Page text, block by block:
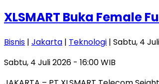
XLSMART Buka Female
Bisnis | Jakarta | Teknologi | Sabtu, 4
Sabtu, 4 Juli 2026 - 16:00 WIB